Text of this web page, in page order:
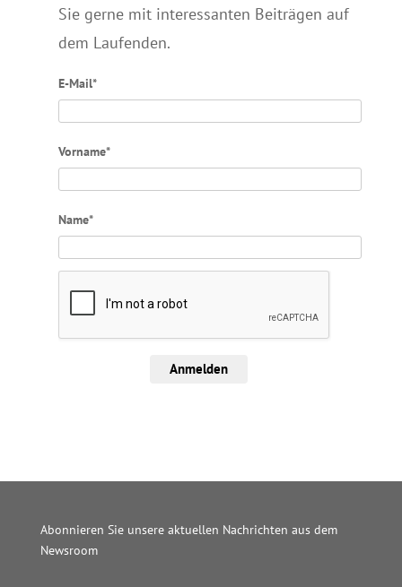
Sie gerne mit interessanten Beiträgen auf
dem Laufenden.
E-Mail*
Vorname*
Name*
Anmelden
Abonnieren Sie unsere aktuellen Nachrichten aus dem
Newsroom